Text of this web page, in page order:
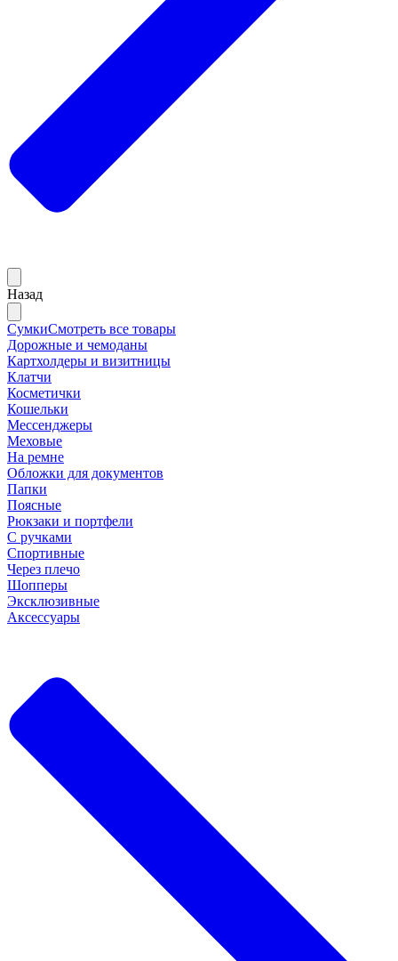
Назад
СумкиСмотреть все товары
Дорожные и чемоданы
Картхолдеры и визитницы
Клатчи
Косметички
Кошельки
Мессенджеры
Меховые
На ремне
Обложки для документов
Папки
Поясные
Рюкзаки и портфели
С ручками
Спортивные
Через плечо
Шопперы
Эксклюзивные
Аксессуары